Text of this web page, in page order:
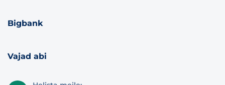
Bigbank
Vajad abi